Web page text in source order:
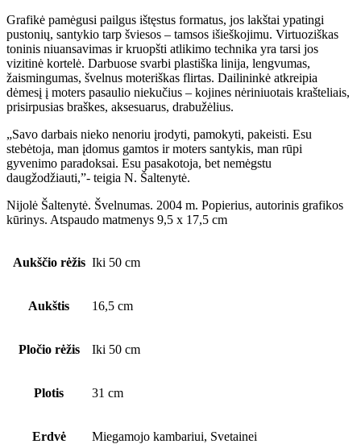
Grafikė pamėgusi pailgus ištęstus formatus, jos lakštai ypatingi
pustonių, santykio tarp šviesos – tamsos išieškojimu. Virtuoziškas
toninis niuansavimas ir kruopšti atlikimo technika yra tarsi jos
vizitinė kortelė. Darbuose svarbi plastiška linija, lengvumas,
žaismingumas, švelnus moteriškas flirtas. Dailininkė atkreipia
dėmesį į moters pasaulio niekučius – kojines nėriniuotais krašteliais,
prisirpusias braškes, aksesuarus, drabužėlius.
„Savo darbais nieko nenoriu įrodyti, pamokyti, pakeisti. Esu
stebėtoja, man įdomus gamtos ir moters santykis, man rūpi
gyvenimo paradoksai. Esu pasakotoja, bet nemėgstu
daugžodžiauti,”- teigia N. Šaltenytė.
Nijolė Šaltenytė. Švelnumas. 2004 m. Popierius, autorinis grafikos
kūrinys. Atspaudo matmenys 9,5 x 17,5 cm
Aukščio rėžis Iki 50 cm
Aukštis 16,5 cm
Pločio rėžis Iki 50 cm
Plotis 31 cm
Erdvė Miegamojo kambariui, Svetainei